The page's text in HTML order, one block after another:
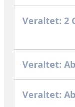
Veraltet: 2
Veraltet:
Veraltet: